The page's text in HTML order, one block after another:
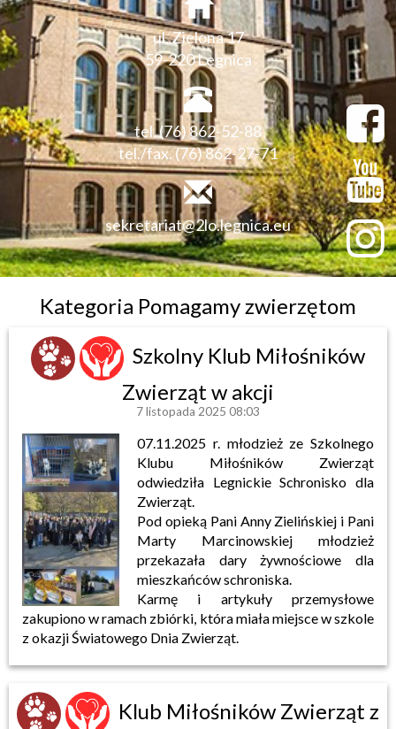
ul. Zielona 17
59-220 Legnica
tel. (76) 862-52-88
tel./fax. (76) 862-27-71
sekretariat@2lo.legnica.eu
Kategoria Pomagamy zwierzętom
Szkolny Klub Miłośników
Zwierząt w akcji
7 listopada 2025 08:03
07.11.2025 r. młodzież ze Szkolnego
Klubu Miłośników Zwierząt
odwiedziła Legnickie Schronisko dla
Zwierząt.
Pod opieką Pani Anny Zielińskiej i Pani
Marty Marcinowskiej młodzież
przekazała dary żywnościowe dla
mieszkańców schroniska.
Karmę i artykuły przemysłowe
zakupiono w ramach zbiórki, która miała miejsce w szkole
z okazji Światowego Dnia Zwierząt.
Klub Miłośników Zwierząt z